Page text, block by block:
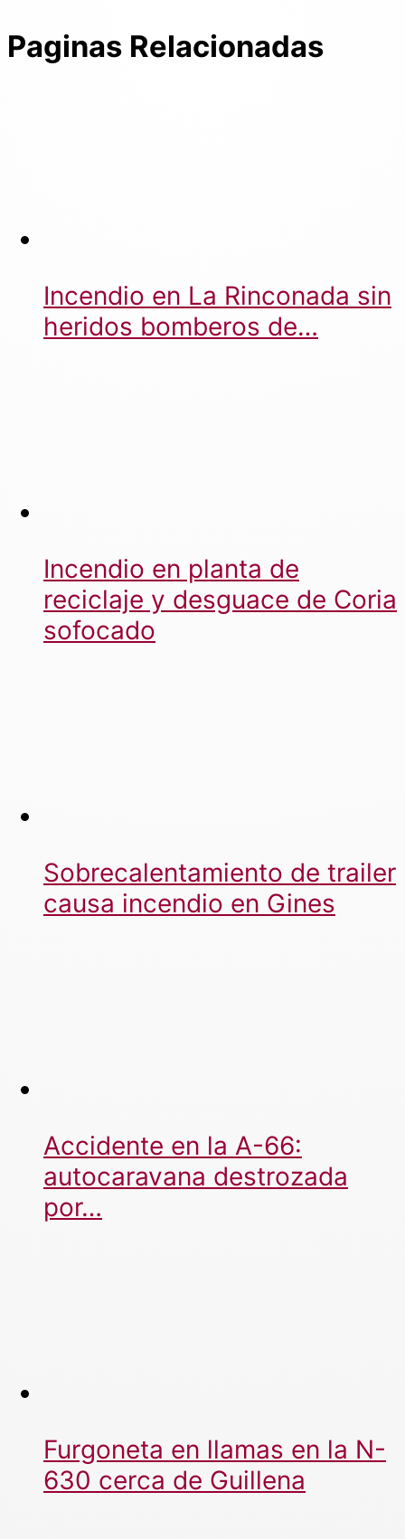
Paginas Relacionadas
Incendio en La Rinconada sin
heridos bomberos de…
Incendio en planta de
reciclaje y desguace de Coria
sofocado
Sobrecalentamiento de trailer
causa incendio en Gines
Accidente en la A-66:
autocaravana destrozada
por…
Furgoneta en llamas en la N-
630 cerca de Guillena